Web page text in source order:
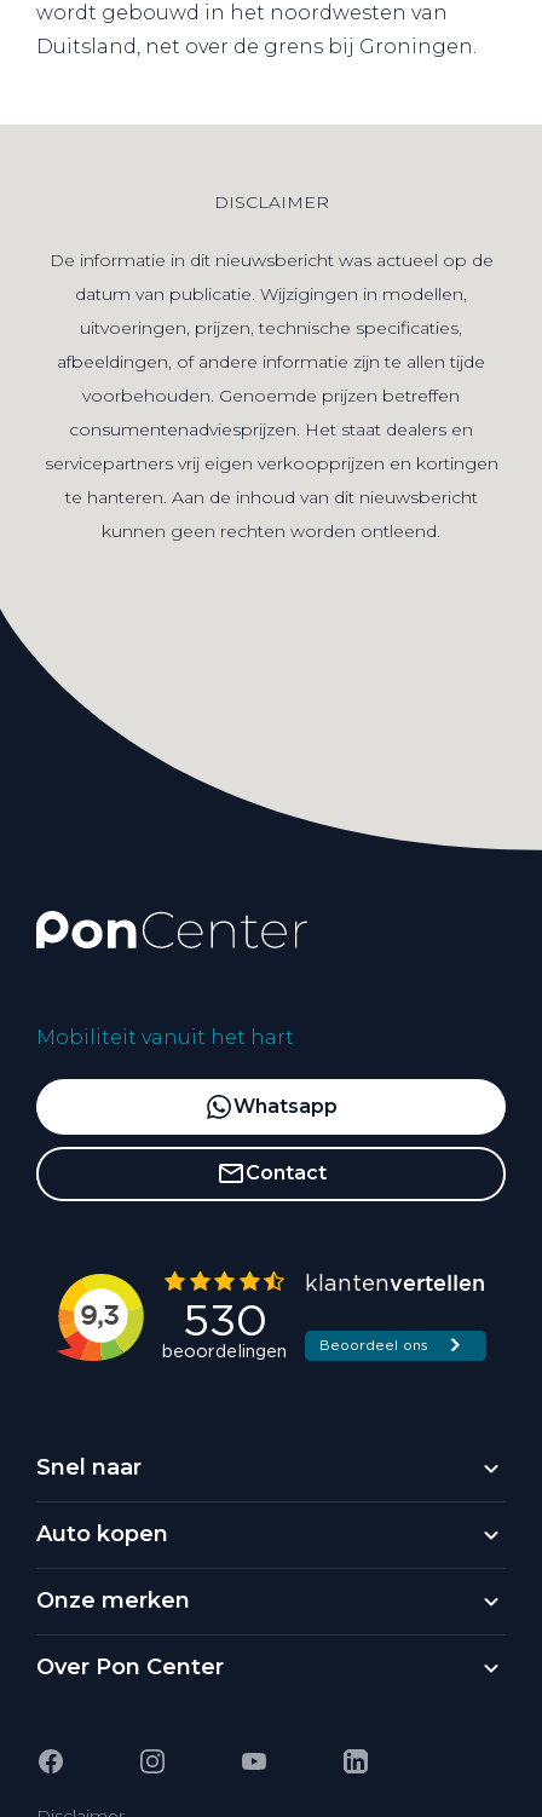
wordt gebouwd in het noordwesten van
Duitsland, net over de grens bij Groningen.
DISCLAIMER
De informatie in dit nieuwsbericht was actueel op de
datum van publicatie. Wijzigingen in modellen,
uitvoeringen, prijzen, technische specificaties,
afbeeldingen, of andere informatie zijn te allen tijde
voorbehouden. Genoemde prijzen betreffen
consumentenadviesprijzen. Het staat dealers en
servicepartners vrij eigen verkoopprijzen en kortingen
te hanteren. Aan de inhoud van dit nieuwsbericht
kunnen geen rechten worden ontleend.
Mobiliteit vanuit het hart
Whatsapp
Contact
Snel naar
Auto kopen
Onze merken
Over Pon Center